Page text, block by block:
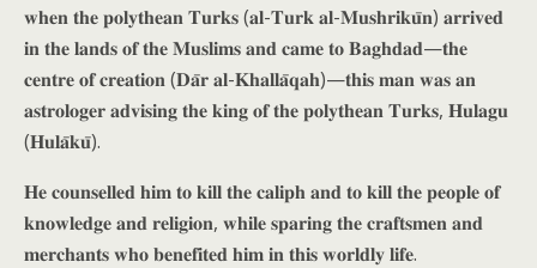
𝐰𝐡𝐞𝐧 𝐭𝐡𝐞 𝐩𝐨𝐥𝐲𝐭𝐡𝐞𝐚𝐧 𝐓𝐮𝐫𝐤𝐬 (𝐚𝐥-𝐓𝐮𝐫𝐤 𝐚𝐥-𝐌𝐮𝐬𝐡𝐫𝐢𝐤𝐮̄𝐧) 𝐚𝐫𝐫𝐢𝐯𝐞𝐝
𝐢𝐧 𝐭𝐡𝐞 𝐥𝐚𝐧𝐝𝐬 𝐨𝐟 𝐭𝐡𝐞 𝐌𝐮𝐬𝐥𝐢𝐦𝐬 𝐚𝐧𝐝 𝐜𝐚𝐦𝐞 𝐭𝐨 𝐁𝐚𝐠𝐡𝐝𝐚𝐝—𝐭𝐡𝐞
𝐜𝐞𝐧𝐭𝐫𝐞 𝐨𝐟 𝐜𝐫𝐞𝐚𝐭𝐢𝐨𝐧 (𝐃𝐚̄𝐫 𝐚𝐥-𝐊𝐡𝐚𝐥𝐥𝐚̄𝐪𝐚𝐡)—𝐭𝐡𝐢𝐬 𝐦𝐚𝐧 𝐰𝐚𝐬 𝐚𝐧
𝐚𝐬𝐭𝐫𝐨𝐥𝐨𝐠𝐞𝐫 𝐚𝐝𝐯𝐢𝐬𝐢𝐧𝐠 𝐭𝐡𝐞 𝐤𝐢𝐧𝐠 𝐨𝐟 𝐭𝐡𝐞 𝐩𝐨𝐥𝐲𝐭𝐡𝐞𝐚𝐧 𝐓𝐮𝐫𝐤𝐬, 𝐇𝐮𝐥𝐚𝐠𝐮
(𝐇𝐮𝐥𝐚̄𝐤𝐮̄).
𝐇𝐞 𝐜𝐨𝐮𝐧𝐬𝐞𝐥𝐥𝐞𝐝 𝐡𝐢𝐦 𝐭𝐨 𝐤𝐢𝐥𝐥 𝐭𝐡𝐞 𝐜𝐚𝐥𝐢𝐩𝐡 𝐚𝐧𝐝 𝐭𝐨 𝐤𝐢𝐥𝐥 𝐭𝐡𝐞 𝐩𝐞𝐨𝐩𝐥𝐞 𝐨𝐟
𝐤𝐧𝐨𝐰𝐥𝐞𝐝𝐠𝐞 𝐚𝐧𝐝 𝐫𝐞𝐥𝐢𝐠𝐢𝐨𝐧, 𝐰𝐡𝐢𝐥𝐞 𝐬𝐩𝐚𝐫𝐢𝐧𝐠 𝐭𝐡𝐞 𝐜𝐫𝐚𝐟𝐭𝐬𝐦𝐞𝐧 𝐚𝐧𝐝
𝐦𝐞𝐫𝐜𝐡𝐚𝐧𝐭𝐬 𝐰𝐡𝐨 𝐛𝐞𝐧𝐞𝐟𝐢𝐭𝐞𝐝 𝐡𝐢𝐦 𝐢𝐧 𝐭𝐡𝐢𝐬 𝐰𝐨𝐫𝐥𝐝𝐥𝐲 𝐥𝐢𝐟𝐞.